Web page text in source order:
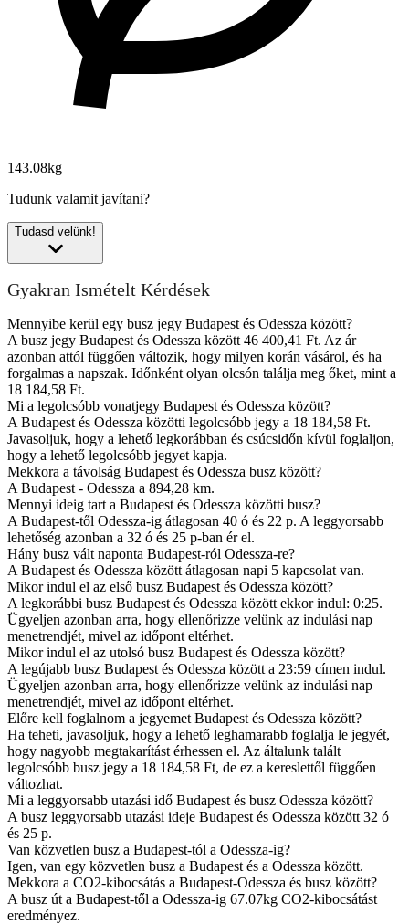
143.08kg
Tudunk valamit javítani?
Tudasd velünk!
Gyakran Ismételt Kérdések
Mennyibe kerül egy busz jegy Budapest és Odessza között?
A busz jegy Budapest és Odessza között 46 400,41 Ft. Az ár
azonban attól függően változik, hogy milyen korán vásárol, és ha
forgalmas a napszak. Időnként olyan olcsón találja meg őket, mint a
18 184,58 Ft.
Mi a legolcsóbb vonatjegy Budapest és Odessza között?
A Budapest és Odessza közötti legolcsóbb jegy a 18 184,58 Ft.
Javasoljuk, hogy a lehető legkorábban és csúcsidőn kívül foglaljon,
hogy a lehető legolcsóbb jegyet kapja.
Mekkora a távolság Budapest és Odessza busz között?
A Budapest - Odessza a 894,28 km.
Mennyi ideig tart a Budapest és Odessza közötti busz?
A Budapest-től Odessza-ig átlagosan 40 ó és 22 p. A leggyorsabb
lehetőség azonban a 32 ó és 25 p-ban ér el.
Hány busz vált naponta Budapest-ról Odessza-re?
A Budapest és Odessza között átlagosan napi 5 kapcsolat van.
Mikor indul el az első busz Budapest és Odessza között?
A legkorábbi busz Budapest és Odessza között ekkor indul: 0:25.
Ügyeljen azonban arra, hogy ellenőrizze velünk az indulási nap
menetrendjét, mivel az időpont eltérhet.
Mikor indul el az utolsó busz Budapest és Odessza között?
A legújabb busz Budapest és Odessza között a 23:59 címen indul.
Ügyeljen azonban arra, hogy ellenőrizze velünk az indulási nap
menetrendjét, mivel az időpont eltérhet.
Előre kell foglalnom a jegyemet Budapest és Odessza között?
Ha teheti, javasoljuk, hogy a lehető leghamarabb foglalja le jegyét,
hogy nagyobb megtakarítást érhessen el. Az általunk talált
legolcsóbb busz jegy a 18 184,58 Ft, de ez a kereslettől függően
változhat.
Mi a leggyorsabb utazási idő Budapest és busz Odessza között?
A busz leggyorsabb utazási ideje Budapest és Odessza között 32 ó
és 25 p.
Van közvetlen busz a Budapest-tól a Odessza-ig?
Igen, van egy közvetlen busz a Budapest és a Odessza között.
Mekkora a CO2-kibocsátás a Budapest-Odessza és busz között?
A busz út a Budapest-től a Odessza-ig 67.07kg CO2-kibocsátást
eredményez.